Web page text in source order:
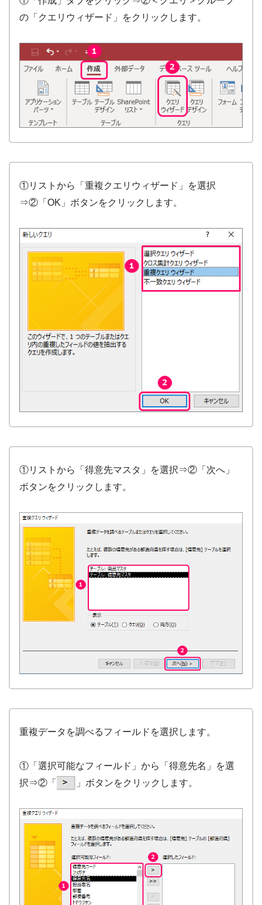
の「クエリウィザード」をクリックします。
①リストから「重複クエリウィザード」を選択
⇒②「OK」ボタンをクリックします。
①リストから「得意先マスタ」を選択⇒②「次へ」
ボタンをクリックします。
重複データを調べるフィールドを選択します。
①「選択可能なフィールド」から「得意先名」を選
択⇒②「
」ボタンをクリックします。